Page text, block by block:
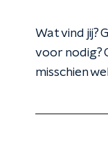
Wat vind jij?
voor nodig?
misschien